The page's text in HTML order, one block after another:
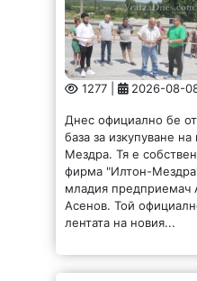
1277 | 2026-08-
Днес официално бе
база за изкупуване
Мездра. Тя е
фирма "Илтон-
младия предприемач
Асенов. Той
лентата на новия...